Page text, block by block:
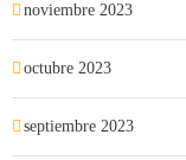
noviembre 2023
octubre 2023
septiembre 2023